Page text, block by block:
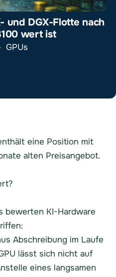
und DGX-Flotte nach
wert ist
GPUs
eine Position mit
alten Preisangebot.
bewerten KI-Hardware
Abschreibung im Laufe
lässt sich nicht auf
eines langsamen